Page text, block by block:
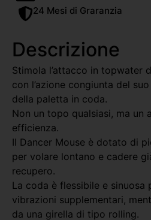
24 Mesi di Graranzia
Descrizione
Stimola l’attacco in topwater
con l’azione congiunta del
della paletta in coda.
Non un topo qualsiasi, ma un
efficienza.
Il Dancer Mouse è dotato di
per volare lontano e cadere
recupero.
La coda è flessibile e sinuosa
vibrazioni supplementari,
da una girella di tipo rolling.